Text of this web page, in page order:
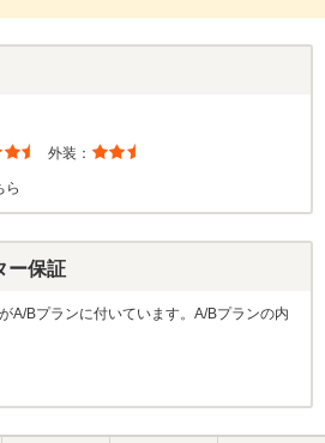
外装：
ら
ー保証
A/Bプランに付いています。A/Bプランの内